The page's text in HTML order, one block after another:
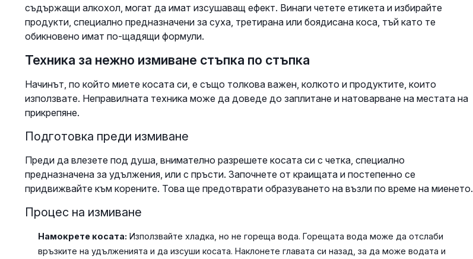
съдържащи алкохол, могат да имат изсушаващ ефект. Винаги четете етикета и избирайте
продукти, специално предназначени за суха, третирана или боядисана коса, тъй като те
обикновено имат по-щадящи формули.
Техника за нежно измиване стъпка по стъпка
Начинът, по който миете косата си, е също толкова важен, колкото и продуктите, които
използвате. Неправилната техника може да доведе до заплитане и натоварване на местата на
прикрепяне.
Подготовка преди измиване
Преди да влезете под душа, внимателно разрешете косата си с четка, специално
предназначена за удължения, или с пръсти. Започнете от краищата и постепенно се
придвижвайте към корените. Това ще предотврати образуването на възли по време на миенето.
Процес на измиване
Намокрете косата: Използвайте хладка, но не гореща вода. Горещата вода може да отслаби
връзките на удълженията и да изсуши косата. Наклонете главата си назад, за да може водата и